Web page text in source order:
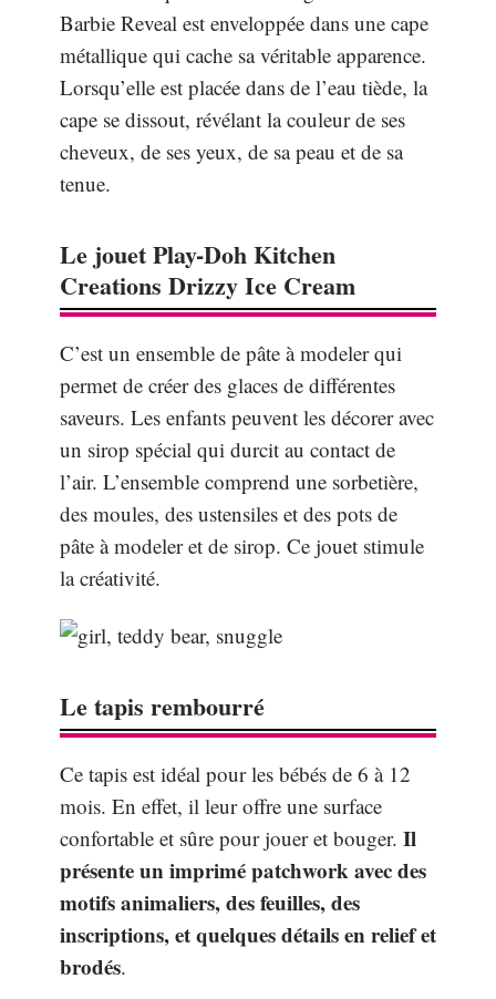
Barbie Reveal est enveloppée dans une cape
métallique qui cache sa véritable apparence.
Lorsqu’elle est placée dans de l’eau tiède, la
cape se dissout, révélant la couleur de ses
cheveux, de ses yeux, de sa peau et de sa
tenue.
Le jouet Play-Doh Kitchen
Creations Drizzy Ice Cream
C’est un ensemble de pâte à modeler qui
permet de créer des glaces de différentes
saveurs. Les enfants peuvent les décorer avec
un sirop spécial qui durcit au contact de
l’air. L’ensemble comprend une sorbetière,
des moules, des ustensiles et des pots de
pâte à modeler et de sirop. Ce jouet stimule
la créativité.
Le tapis rembourré
Ce tapis est idéal pour les bébés de 6 à 12
mois. En effet, il leur offre une surface
confortable et sûre pour jouer et bouger. Il
présente un imprimé patchwork avec des
motifs animaliers, des feuilles, des
inscriptions, et quelques détails en relief et
brodés.